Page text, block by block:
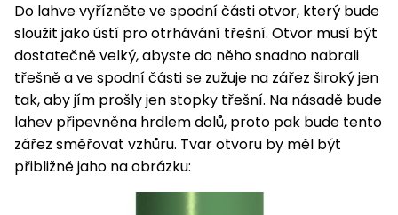
a rosiče
Vysokotlaké
čističe
Ruční
nářadí
Rozmetadla
Ventilátory,
klimatizace
Nabíječky
Příslušenství
Do lahve vyřízněte ve spodní části otvor, který bude
sloužit jako ústí pro otrhávání třešní. Otvor musí být
dostatečně velký, abyste do něho snadno nabrali
třešně a ve spodní části se zužuje na zářez široký jen
tak, aby jím prošly jen stopky třešní. Na násadě bude
lahev připevněna hrdlem dolů, proto pak bude tento
zářez směřovat vzhůru. Tvar otvoru by měl být
přibližně jaho na obrázku: